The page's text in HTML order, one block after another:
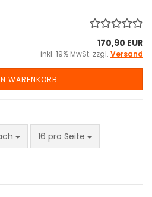
170,90 EUR
inkl. 19% MwSt. zzgl. Versand
WARENKORB
16 pro Seite
pro Seite